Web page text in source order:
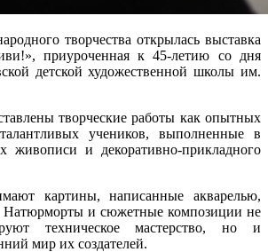
творчества открылась выставка
приуроченная к 45-летию со дня
детской художественной школы им.
творческие работы как опытных
учеников, выполненные в
живописи и декоративно-прикладного
картины, написанные акварелью,
Натюрморты и сюжетные композиции не
техническое мастерство, но и
мир их создателей.